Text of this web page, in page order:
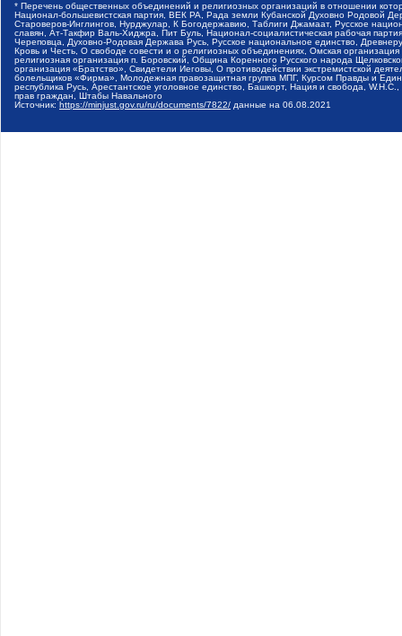
* Перечень общественных объединений и религиозных организаций в отношении
Национал-большевистская партия, ВЕК РА, Рада земли Кубанской Духовно Родовой
Староверов-Инглингов, Нурджулар, К Богодержавию, Таблиги Джамаат, Русское
славян, Ат-Такфир Валь-Хиджра, Пит Буль, Национал-социалистическая рабочая
Череповца, Духовно-Родовая Держава Русь, Русское национальное единство,
Кровь и Честь, О свободе совести и о религиозных объединениях, Омская
религиозная организация п. Боровский, Община Коренного Русского народа
организация «Братство», Свидетели Иеговы, О противодействии экстремистской
болельщиков «Фирма», Молодежная правозащитная группа МПГ, Курсом Правды и
республика Русь, Арестантское уголовное единство, Башкорт, Нация и свобода,
прав граждан, Штабы Навального
Источник: https://minjust.gov.ru/ru/documents/7822/ данные на 06.08.2021